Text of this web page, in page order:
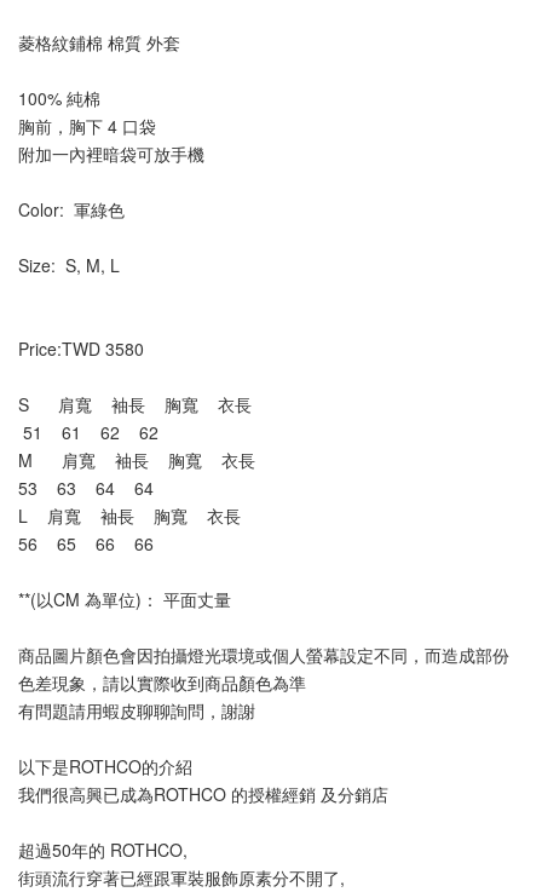
菱格紋鋪棉 棉質 外套
100% 純棉
胸前，胸下 4 口袋
附加一內裡暗袋可放手機
Color:  軍綠色
Size:  S, M, L
Price:TWD 3580
S      肩寬    袖長    胸寬    衣長
51    61    62    62
M      肩寬    袖長    胸寬    衣長
53    63    64    64
L    肩寬    袖長    胸寬    衣長
56    65    66    66
**(以CM 為單位)： 平面丈量
商品圖片顏色會因拍攝燈光環境或個人螢幕設定不同，而造成部份
色差現象，請以實際收到商品顏色為準
有問題請用蝦皮聊聊詢問，謝謝
以下是ROTHCO的介紹
我們很高興已成為ROTHCO 的授權經銷 及分銷店
超過50年的 ROTHCO,
街頭流行穿著已經跟軍裝服飾原素分不開了,